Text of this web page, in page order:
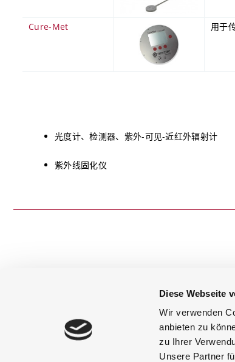
Diese Webseite
Wir verwenden
anbieten zu
zu Ihrer
Unsere Partner
Cure-Met 用于
光度计、检测器、紫外-可见-近红外辐射计
紫外线固化仪
+49 (0) 8193 93700-0
info@gigahertz-optik.de
訂閱新聞簡報